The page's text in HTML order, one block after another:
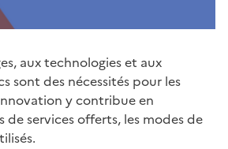
aux technologies et aux
sont des nécessités pour les
y contribue en
de services offerts, les modes de